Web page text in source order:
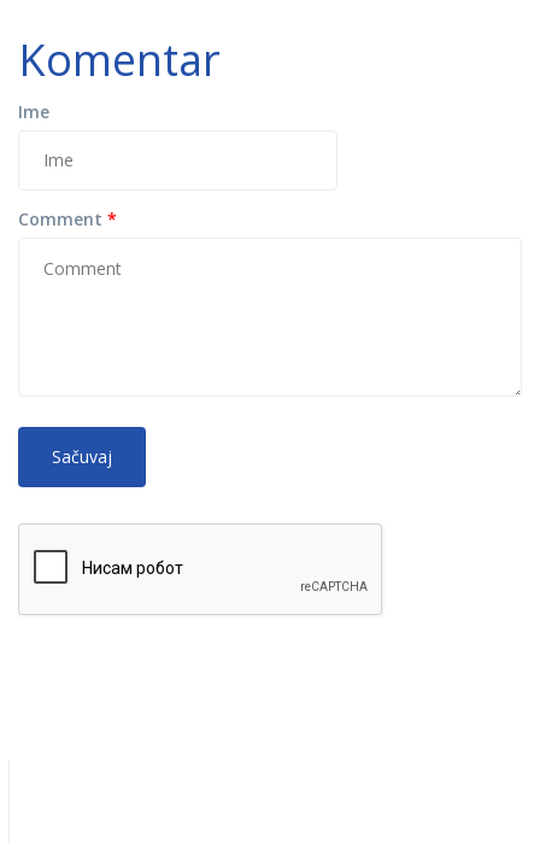
Komentar
Ime
Comment *
No
HTML
Web page addresses and e-mail addresses turn into links
Lines and paragraphs break automatically.